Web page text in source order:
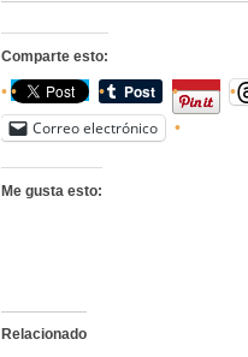
Comparte esto:
Correo electrónico
Me gusta esto:
Relacionado